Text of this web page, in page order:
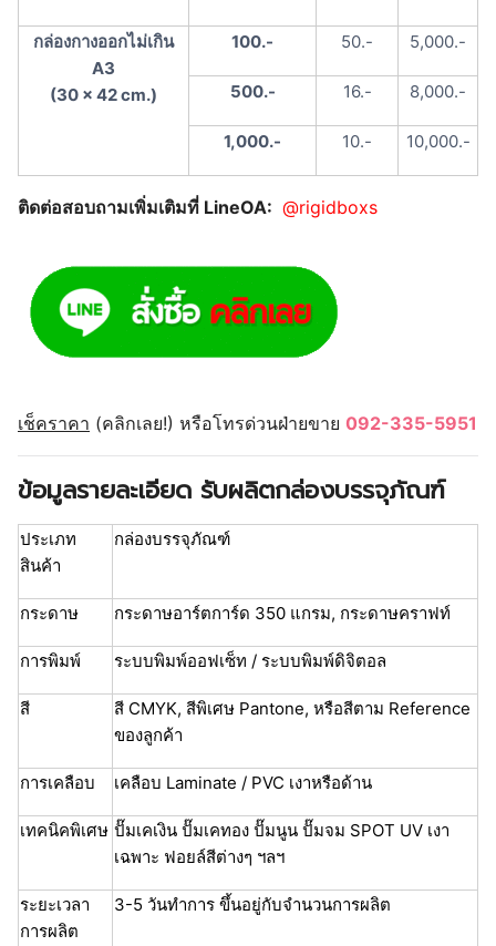
กล่องกางออกไม่เกิน
A3
(30 x 42 cm.)
100.- 50.- 5,000.-
500.- 16.- 8,000.-
1,000.- 10.- 10,000.-
ติดต่อสอบถามเพิ่มเติมที่ LineOA: @rigidboxs
เช็คราคา (คลิกเลย!) หรือโทรด่วนฝ่ายขาย 092-335-5951
ข้อมูลรายละเอียด รับผลิตกล่องบรรจุภัณฑ์
ประเภท
สินค้า
กล่องบรรจุภัณฑ์
กระดาษ กระดาษอาร์ตการ์ด 350 แกรม, กระดาษคราฟท์
การพิมพ์ ระบบพิมพ์ออฟเซ็ท / ระบบพิมพ์ดิจิตอล
สี
สี CMYK, สีพิเศษ Pantone, หรือสีตาม Reference
ของลูกค้า
การเคลือบ เคลือบ Laminate / PVC เงาหรือด้าน
เทคนิคพิเศษ ปั๊มเคเงิน ปั๊มเคทอง ปั๊มนูน ปั๊มจม SPOT UV เงา
เฉพาะ ฟอยล์สีต่างๆ ฯลฯ
ระยะเวลา
การผลิต
3-5 วันทำการ ขึ้นอยู่กับจำนวนการผลิต